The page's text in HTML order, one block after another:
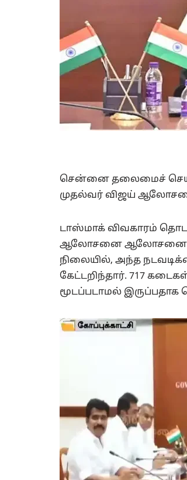
சென்னை தலைமைச்
முதல்வர் விஜய்
டாஸ்மாக் விவகாரம்
ஆலோசனை ஆலோசனை
நிலையில், அந்த
கேட்டறிந்தார். 717
மூடப்படாமல் இருப்பதாக